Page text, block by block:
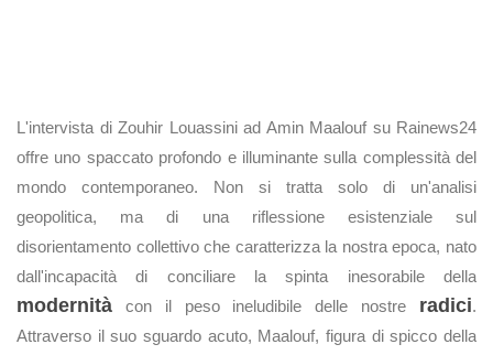
L'intervista di Zouhir Louassini ad Amin Maalouf su Rainews24
offre uno spaccato profondo e illuminante sulla complessità del
mondo contemporaneo. Non si tratta solo di un'analisi
geopolitica, ma di una riflessione esistenziale sul
disorientamento collettivo che caratterizza la nostra epoca, nato
dall'incapacità di conciliare la spinta inesorabile della
modernità con il peso ineludibile delle nostre radici.
Attraverso il suo sguardo acuto, Maalouf, figura di spicco della